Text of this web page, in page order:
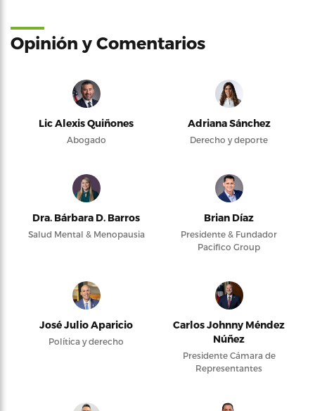
Opinión y Comentarios
Lic Alexis Quiñones
Abogado
Adriana Sánchez
Derecho y deporte
Dra. Bárbara D. Barros
Salud Mental & Menopausia
Brian Díaz
Presidente & Fundador
Pacifico Group
José Julio Aparicio
Política y derecho
Carlos Johnny Méndez
Núñez
Presidente Cámara de
Representantes